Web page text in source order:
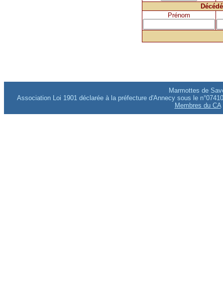
Prénom
Marmottes de
Association Loi 1901 déclarée à la préfecture d'Annecy sous le
Membres du CA